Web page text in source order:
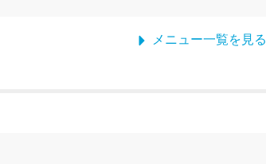
メニュー一覧を見る